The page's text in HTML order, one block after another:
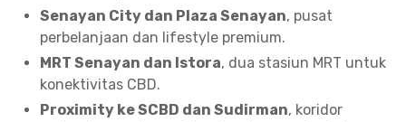
Senayan City dan Plaza Senayan, pusat
perbelanjaan dan lifestyle premium.
MRT Senayan dan Istora, dua stasiun MRT untuk
konektivitas CBD.
Proximity ke SCBD dan Sudirman, koridor